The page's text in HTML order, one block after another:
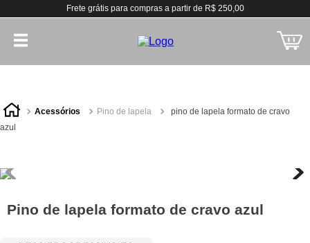
Frete grátis para compras a partir de R$ 250,00
acessórios pino de lapela
pino de lapela formato de cravo
azul
Pino de lapela formato de cravo azul